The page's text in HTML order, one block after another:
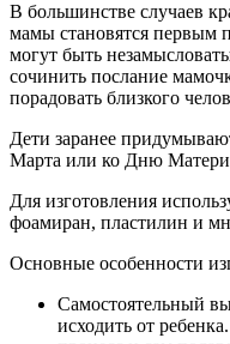
В большинстве случаев
мамы становятся первым
могут быть
сочинить послание
порадовать близкого
Дети заранее
Марта или ко Дню
Для изготовления
фоамиран, пластилин и
Основные особенности
Самостоятельный
исходить от